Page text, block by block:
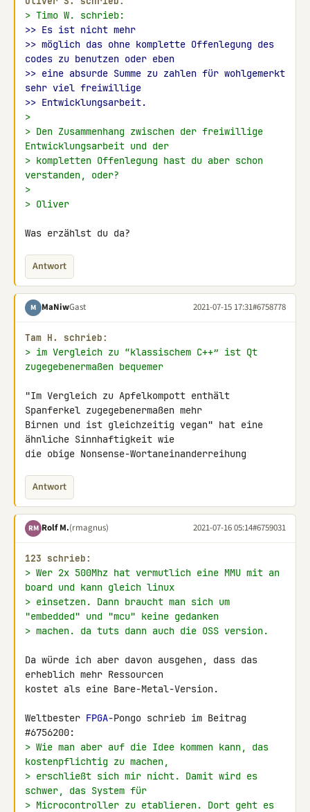
> Timo W. schrieb:
>> Es ist nicht mehr
>> möglich das ohne komplette Offenlegung des
codes zu benutzen oder eben
>> eine absurde Summe zu zahlen für wohlgemerkt
sehr viel freiwillige
>> Entwicklungsarbeit.
>
> Den Zusammenhang zwischen der freiwillige
Entwicklungsarbeit und der
> kompletten Offenlegung hast du aber schon
verstanden, oder?
>
> Oliver
Was erzählst du da?
Antwort
M MaNiwGast 2021-07-15 17:31#6758778
Tam H. schrieb:
> im Vergleich zu “klassischem C++” ist Qt
zugegebenermaßen bequemer
"Im Vergleich zu Apfelkompott enthält
Spanferkel zugegebenermaßen mehr
Birnen und ist gleichzeitig vegan" hat eine
ähnliche Sinnhaftigkeit wie
die obige Nonsense-Wortaneinanderreihung
Antwort
RM Rolf M.(rmagnus) 2021-07-16 05:14#6759031
123 schrieb:
> Wer 2x 500Mhz hat vermutlich eine MMU mit an
board und kann gleich linux
> einsetzen. Dann braucht man sich um
"embedded" und "mcu" keine gedanken
> machen. da tuts dann auch die OSS version.
Da würde ich aber davon ausgehen, dass das
erheblich mehr Ressourcen
kostet als eine Bare-Metal-Version.
Weltbester FPGA-Pongo schrieb im Beitrag
> Wie man aber auf die Idee kommen kann, das
kostenpflichtig zu machen,
> erschließt sich mir nicht. Damit wird es
schwer, das System für
> Microcontroller zu etablieren. Dort geht es